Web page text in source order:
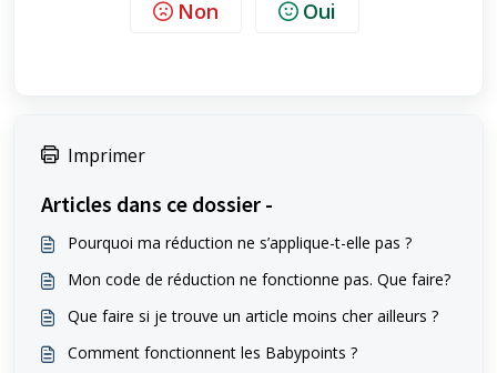
Non Oui
Imprimer
Articles dans ce dossier -
Pourquoi ma réduction ne s’applique-t-elle pas ?
Mon code de réduction ne fonctionne pas. Que faire?
Que faire si je trouve un article moins cher ailleurs ?
Comment fonctionnent les Babypoints ?